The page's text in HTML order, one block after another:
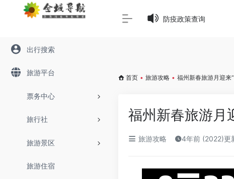
Warning: Array to string conversion in/www/wwwroot/
出行搜索
旅游平台
票务中心
旅行社
旅游景区
旅游住宿
防疫政策查询
首页 • 旅游攻略 • 福州新春旅游月迎来
福州新春旅游月
旅游攻略 4年前 (2022)更